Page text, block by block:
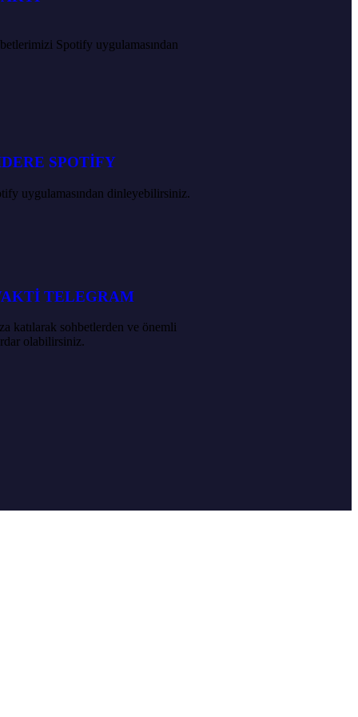
Spotify uygulamasından
SPOTİFY
uygulamasından dinleyebilirsiniz.
TELEGRAM
katılarak sohbetlerden ve önemli
olabilirsiniz.